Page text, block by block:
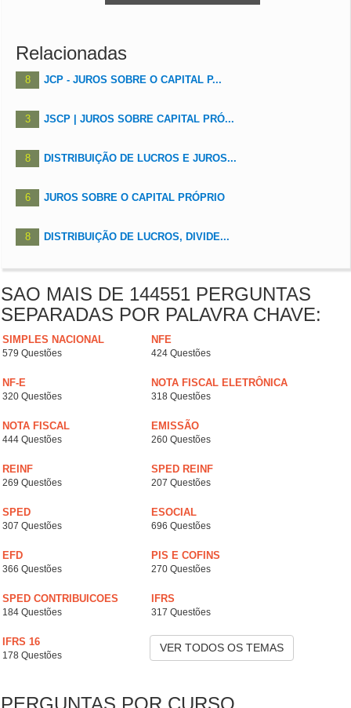
Relacionadas
8 JCP - JUROS SOBRE O CAPITAL P...
3 JSCP | JUROS SOBRE CAPITAL PRÓ...
8 DISTRIBUIÇÃO DE LUCROS E JUROS...
6 JUROS SOBRE O CAPITAL PRÓPRIO
8 DISTRIBUIÇÃO DE LUCROS, DIVIDE...
SAO MAIS DE 144551 PERGUNTAS
SEPARADAS POR PALAVRA CHAVE:
SIMPLES NACIONAL
579 Questões
NFE
424 Questões
NF-E
320 Questões
NOTA FISCAL ELETRÔNICA
318 Questões
NOTA FISCAL
444 Questões
EMISSÃO
260 Questões
REINF
269 Questões
SPED REINF
207 Questões
SPED
307 Questões
ESOCIAL
696 Questões
EFD
366 Questões
PIS E COFINS
270 Questões
SPED CONTRIBUICOES
184 Questões
IFRS
317 Questões
IFRS 16
178 Questões
VER TODOS OS TEMAS